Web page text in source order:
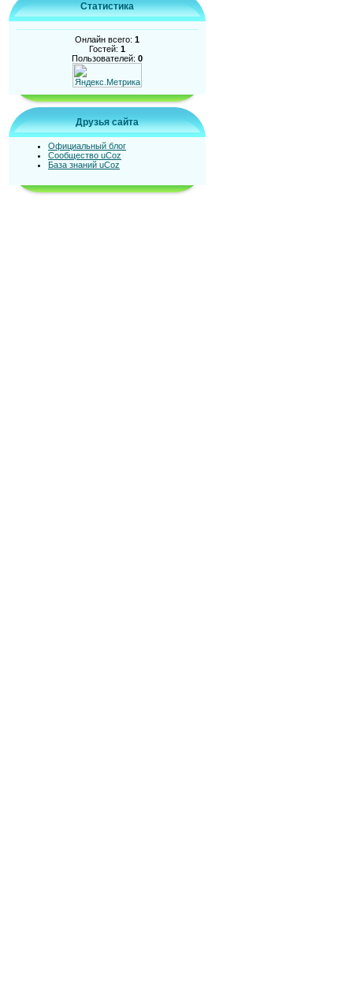
Статистика
Онлайн всего: 1
Гостей: 1
Пользователей: 0
Друзья сайта
Официальный блог
Сообщество uCoz
База знаний uCoz